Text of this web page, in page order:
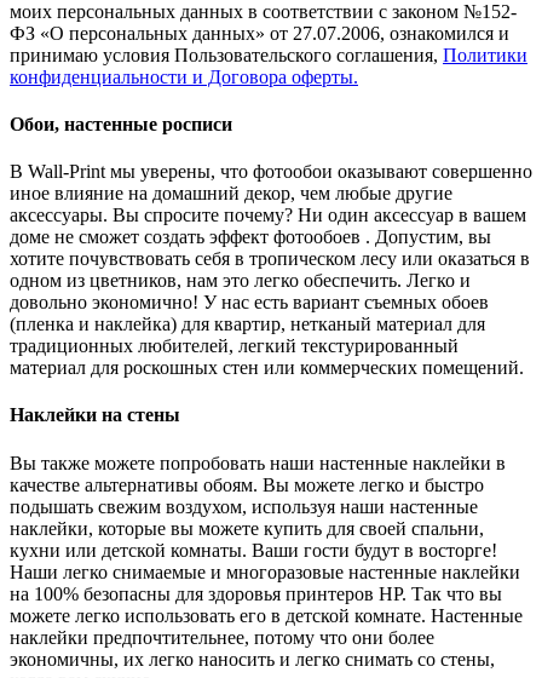
моих персональных данных в соответствии с законом №152-
ФЗ «О персональных данных» от 27.07.2006, ознакомился и
принимаю условия Пользовательского соглашения, Политики
конфиденциальности и Договора оферты.
Обои, настенные росписи
В Wall-Print мы уверены, что фотообои оказывают совершенно
иное влияние на домашний декор, чем любые другие
аксессуары. Вы спросите почему? Ни один аксессуар в вашем
доме не сможет создать эффект фотообоев . Допустим, вы
хотите почувствовать себя в тропическом лесу или оказаться в
одном из цветников, нам это легко обеспечить. Легко и
довольно экономично! У нас есть вариант съемных обоев
(пленка и наклейка) для квартир, нетканый материал для
традиционных любителей, легкий текстурированный
материал для роскошных стен или коммерческих помещений.
Наклейки на стены
Вы также можете попробовать наши настенные наклейки в
качестве альтернативы обоям. Вы можете легко и быстро
подышать свежим воздухом, используя наши настенные
наклейки, которые вы можете купить для своей спальни,
кухни или детской комнаты. Ваши гости будут в восторге!
Наши легко снимаемые и многоразовые настенные наклейки
на 100% безопасны для здоровья принтеров HP. Так что вы
можете легко использовать его в детской комнате. Настенные
наклейки предпочтительнее, потому что они более
экономичны, их легко наносить и легко снимать со стены,